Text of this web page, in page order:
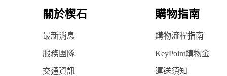
關於楔石 購物指南
最新消息 購物流程指南
服務團隊 KeyPoint購物金
交通資訊 運送須知